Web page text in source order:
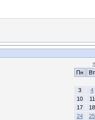
«
Пн
Вт
3
4
10
11
17
18
24
25